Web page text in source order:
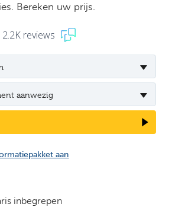
Bereken uw prijs.
reviews
aanwezig
aan
inbegrepen